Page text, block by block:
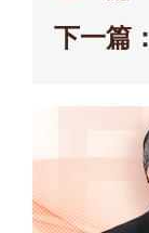
下一篇：